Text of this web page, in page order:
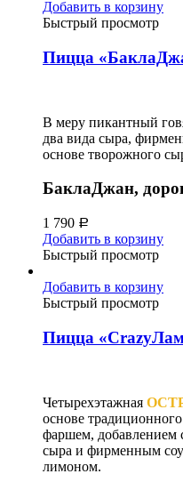
Добавить в корзину
Быстрый просмотр
Пицца
В меру пикантный
два вида сыра,
основе творожного
БаклаДжан,
1 790 Р
Добавить в корзину
Быстрый просмотр
Добавить в корзину
Быстрый просмотр
Пицца
Четырехэтажная
основе
фаршем, добавлением
сыра и фирменным
лимоном.